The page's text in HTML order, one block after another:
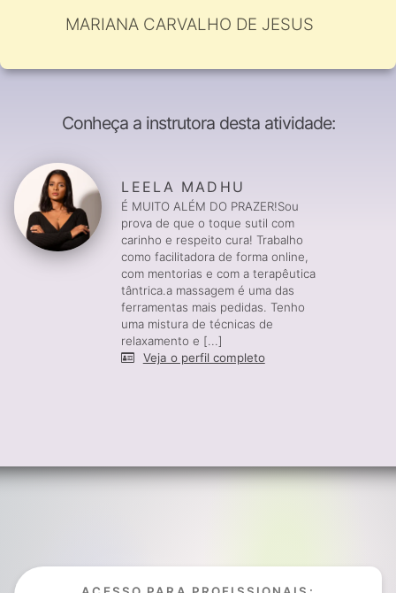
MARIANA CARVALHO DE JESUS
Conheça a instrutora desta atividade:
LEELA MADHU
É MUITO ALÉM DO PRAZER!Sou
prova de que o toque sutil com
carinho e respeito cura! Trabalho
como facilitadora de forma online,
com mentorias e com a terapêutica
tântrica.a massagem é uma das
ferramentas mais pedidas. Tenho
uma mistura de técnicas de
relaxamento e [...]
Veja o perfil completo